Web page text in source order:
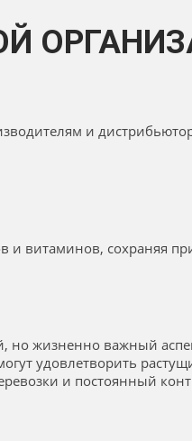
и
витаминов, сохраняя
но жизненно важный
удовлетворить
и постоянный